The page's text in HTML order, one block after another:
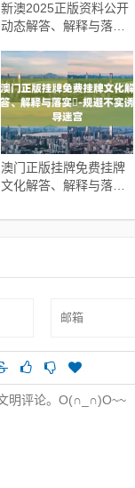
新澳2025正版资料公开
动态解答、解释与落实,
澳门正版挂牌免费挂牌
文化解答、解释与落实​-